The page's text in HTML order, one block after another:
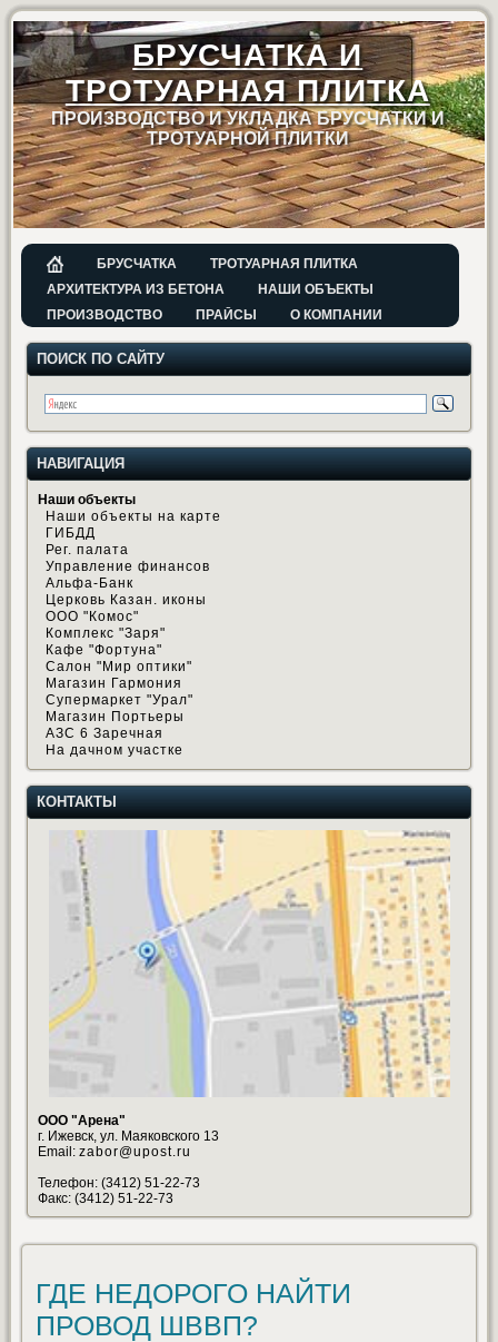
БРУСЧАТКА И
ТРОТУАРНАЯ ПЛИТКА
ПРОИЗВОДСТВО И УКЛАДКА БРУСЧАТКИ И
ТРОТУАРНОЙ ПЛИТКИ
БРУСЧАТКА
ТРОТУАРНАЯ ПЛИТКА
АРХИТЕКТУРА ИЗ БЕТОНА
НАШИ ОБЪЕКТЫ
ПРОИЗВОДСТВО
ПРАЙСЫ О КОМПАНИИ
ПОИСК ПО САЙТУ
НАВИГАЦИЯ
Наши объекты
Наши объекты на карте
ГИБДД
Рег. палата
Управление финансов
Альфа-Банк
Церковь Казан. иконы
ООО "Комос"
Комплекс "Заря"
Кафе "Фортуна"
Салон "Мир оптики"
Магазин Гармония
Супермаркет "Урал"
Магазин Портьеры
АЗС 6 Заречная
На дачном участке
КОНТАКТЫ
ООО "Арена"
г. Ижевск, ул. Маяковского 13
Email: zabor@upost.ru
Телефон: (3412) 51-22-73
Факс: (3412) 51-22-73
ГДЕ НЕДОРОГО НАЙТИ
ПРОВОД ШВВП?